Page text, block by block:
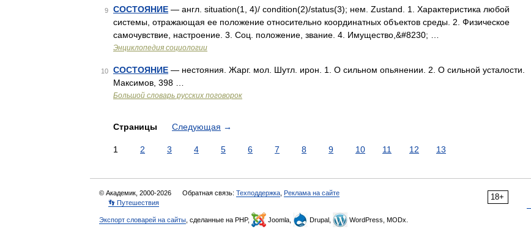
9 СОСТОЯНИЕ — англ. situation(1, 4)/ condition(2)/status(3); нем. Zustand. 1. Характеристика любой
системы, отражающая ее положение относительно координатных объектов среды. 2. Физическое
самочувствие, настроение. 3. Соц. положение, звание. 4. Имущество,&#8230; …
Энциклопедия социологии
10 СОСТОЯНИЕ — нестояния. Жарг. мол. Шутл. ирон. 1. О сильном опьянении. 2. О сильной усталости.
Максимов, 398 …
Большой словарь русских поговорок
Страницы Следующая →
1 2 3 4 5 6 7 8 9 10 11 12 13
18+
© Академик, 2000-2026 Обратная связь: Техподдержка Реклама на сайте
👣 Путешествия
Экспорт словарей на сайты , сделанные на PHP, Joomla, Drupal, WordPress, MODx.